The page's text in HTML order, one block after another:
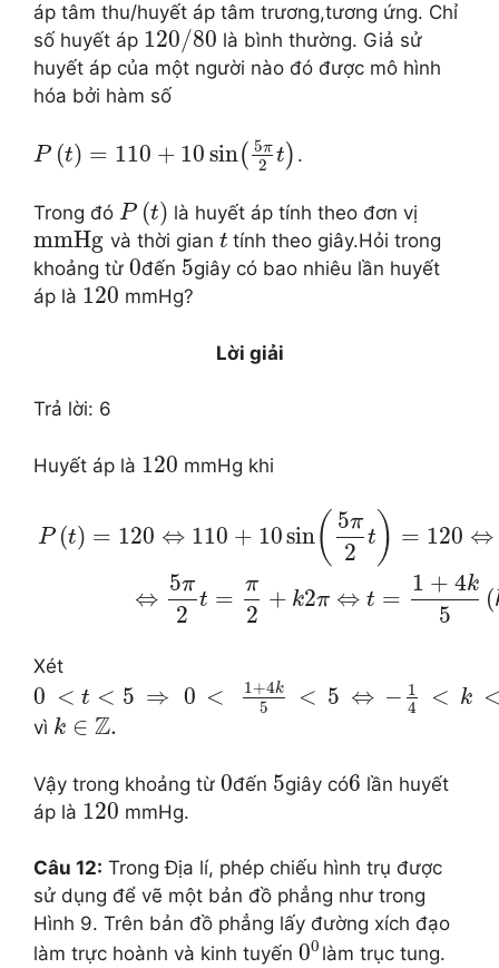
áp tâm thu/huyết áp tâm trương,tương ứng. Chỉ
số huyết áp 120/80 là bình thường. Giả sử
huyết áp của một người nào đó được mô hình
hóa bởi hàm số
P (t) = 110 + 10 sin( 5π
2 t ) .
Trong đó P (t) là huyết áp tính theo đơn vị
mmHg và thời gian t tính theo giây.Hỏi trong
khoảng từ 0đến 5giây có bao nhiêu lần huyết
áp là 120 mmHg?
Lời giải
Trả lời: 6
Huyết áp là 120 mmHg khi
P (t) = 120 ⇔ 110 + 10sin( 5π
2
t ) = 120 ⇔
⇔
5π
2
t =
π
2
+ k2π ⇔ t =
1 + 4k
5
(
Xét
0 < t < 5 ⇒ 0 < 1+4k
5 < 5 ⇔ − 1
4
< k
vì k ∈ Z.
Vậy trong khoảng từ 0đến 5giây có6 lần huyết
áp là 120 mmHg.
Câu 12: Trong Địa lí, phép chiếu hình trụ được
sử dụng để vẽ một bản đồ phẳng như trong
Hình 9. Trên bản đồ phẳng lấy đường xích đạo
làm trực hoành và kinh tuyến 00 làm trục tung.